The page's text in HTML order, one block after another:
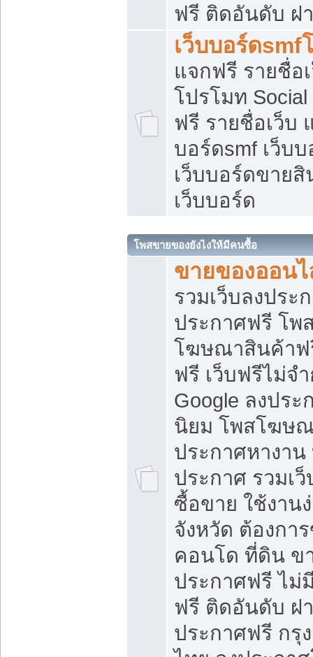
ฟรี ติดอันดับ ฝ
เว็บบอร์ดsmf
แจกฟรี รายชื่อ
โปรโมท
ฟรี รายชื่อเว็บ
บอร์ดsmf เว็บ
เว็บบอร์ดขาย
เว็บบอร์ด
โพสขายของยังไงให้มีคนซื้อ
ขายของออน
รวมเว็บลงประ
ประกาศฟรี โพ
โฆษณาสินค้าฟ
ฟรี เว็บฟรีไม่จ
Google ลงปร
นิยม โพสโฆษ
ประกาศหางาน
ประกาศ รวมเ
ซื้อขาย ใช้งาน
จังหวัด ต้องกา
คอนโด ที่ดิน ข
ประกาศฟรี ไม่
ฟรี ติดอันดับ ฝ
ประกาศฟรี กรุ